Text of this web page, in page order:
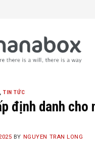
,TIN TỨC
định danh cho
BY NGUYEN TRAN LONG